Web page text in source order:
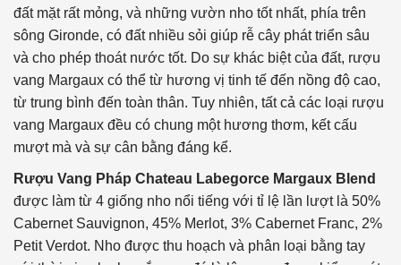
đất mặt rất mỏng, và những vườn nho tốt nhất, phía trên
sông Gironde, có đất nhiều sỏi giúp rễ cây phát triển sâu
và cho phép thoát nước tốt. Do sự khác biệt của đất, rượu
vang Margaux có thể từ hương vị tinh tế đến nồng độ cao,
từ trung bình đến toàn thân. Tuy nhiên, tất cả các loại rượu
vang Margaux đều có chung một hương thơm, kết cấu
mượt mà và sự cân bằng đáng kể.
Rượu Vang Pháp Chateau Labegorce Margaux Blend
được làm từ 4 giống nho nổi tiếng với tỉ lệ lần lượt là 50%
Cabernet Sauvignon, 45% Merlot, 3% Cabernet Franc, 2%
Petit Verdot. Nho được thu hoạch và phân loại bằng tay